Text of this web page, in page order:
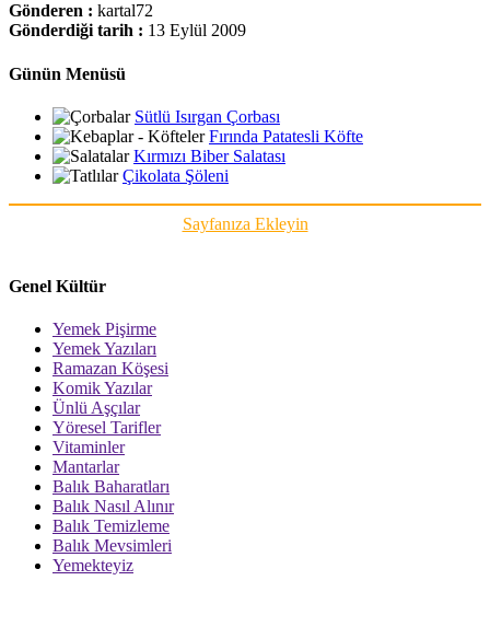
Gönderen : kartal72
Gönderdiği tarih : 13 Eylül 2009
Günün Menüsü
Sütlü Isırgan Çorbası
Fırında Patatesli Köfte
Kırmızı Biber Salatası
Çikolata Şöleni
Sayfanıza Ekleyin
Genel Kültür
Yemek Pişirme
Yemek Yazıları
Ramazan Köşesi
Komik Yazılar
Ünlü Aşçılar
Yöresel Tarifler
Vitaminler
Mantarlar
Balık Baharatları
Balık Nasıl Alınır
Balık Temizleme
Balık Mevsimleri
Yemekteyiz